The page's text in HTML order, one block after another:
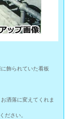
飾られていた看板
洒落に変えてくれま
ださい。